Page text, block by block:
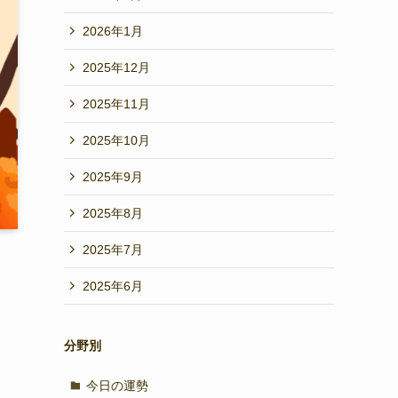
2026年1月
2025年12月
2025年11月
2025年10月
2025年9月
2025年8月
2025年7月
2025年6月
分野別
今日の運勢